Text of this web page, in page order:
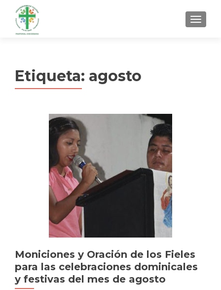
MENU
Etiqueta: agosto
Moniciones y Oración de los Fieles
para las celebraciones dominicales
y festivas del mes de agosto